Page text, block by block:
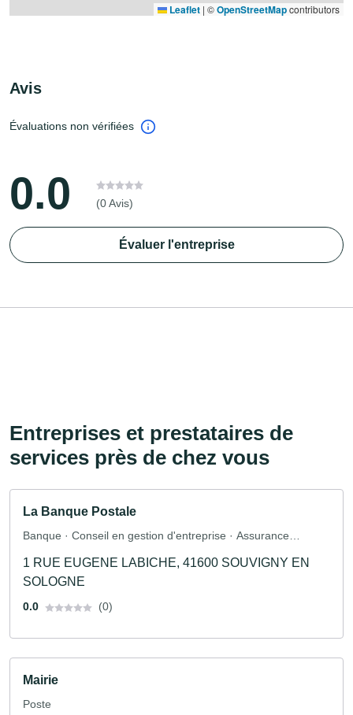
Leaflet | ©OpenStreetMapcontributors
Avis
Évaluations non vérifiées
0.0 (0 Avis)
Évaluer l'entreprise
Entreprises et prestataires de
services près de chez vous
La Banque Postale
Banque · Conseil en gestion d'entreprise · Assurance
1 RUE EUGENE LABICHE, 41600 SOUVIGNY EN
SOLOGNE
0.0 (0)
Mairie
Poste